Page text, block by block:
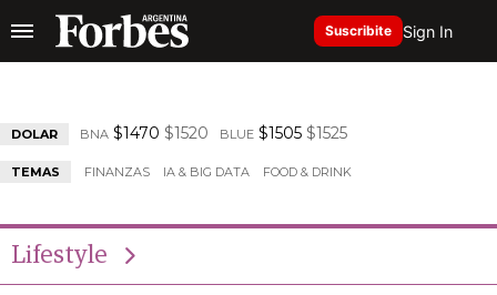
Suscribite Sign In
DOLAR BNA $1470 $1520 BLUE $1505 $1525
TEMAS FINANZAS IA & BIG DATA FOOD & DRINK
Lifestyle